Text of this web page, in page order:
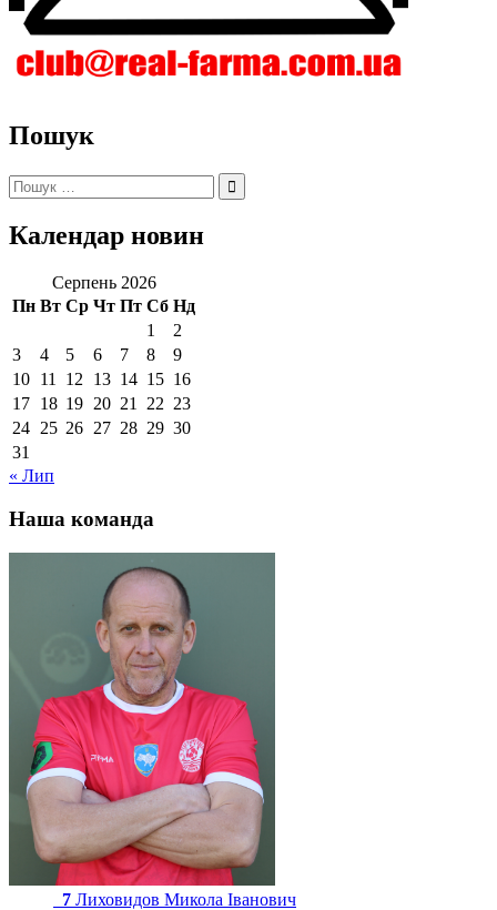
Пошук
Пошук:
Календар новин
Серпень 2026
Пн Вт Ср Чт Пт Сб Нд
1
2
3
4 5 6 7 8
9
10 11 12 13 14 15 16
17 18 19 20 21 22 23
24 25 26 27 28 29 30
31
« Лип
Наша команда
7 Лиховидов Микола Іванович